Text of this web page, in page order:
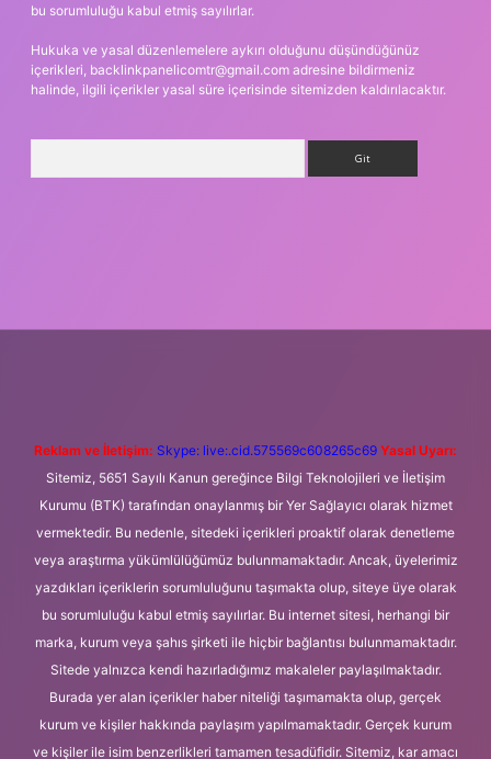
bu sorumluluğu kabul etmiş sayılırlar.
Hukuka ve yasal düzenlemelere aykırı olduğunu düşündüğünüz
içerikleri, backlinkpanelicomtr@gmail.com adresine bildirmeniz
halinde, ilgili içerikler yasal süre içerisinde sitemizden kaldırılacaktır.
Reklam ve İletişim: Skype: live:.cid.575569c608265c69 Yasal Uyarı:
Sitemiz, 5651 Sayılı Kanun gereğince Bilgi Teknolojileri ve İletişim
Kurumu (BTK) tarafından onaylanmış bir Yer Sağlayıcı olarak hizmet
vermektedir. Bu nedenle, sitedeki içerikleri proaktif olarak denetleme
veya araştırma yükümlülüğümüz bulunmamaktadır. Ancak, üyelerimiz
yazdıkları içeriklerin sorumluluğunu taşımakta olup, siteye üye olarak
bu sorumluluğu kabul etmiş sayılırlar. Bu internet sitesi, herhangi bir
marka, kurum veya şahıs şirketi ile hiçbir bağlantısı bulunmamaktadır.
Sitede yalnızca kendi hazırladığımız makaleler paylaşılmaktadır.
Burada yer alan içerikler haber niteliği taşımamakta olup, gerçek
kurum ve kişiler hakkında paylaşım yapılmamaktadır. Gerçek kurum
ve kişiler ile isim benzerlikleri tamamen tesadüfidir. Sitemiz, kar amacı